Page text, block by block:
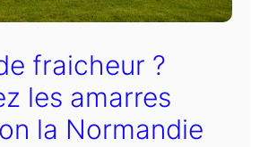
fraicheur ?
les amarres
la Normandie